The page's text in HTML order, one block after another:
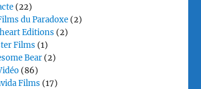
(22)
du Paradoxe (2)
Editions (2)
Films (1)
Bear (2)
(86)
Films (17)